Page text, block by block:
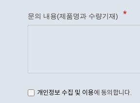
문의 내용(제품명과 수량기재)
개인정보 수집 및 이용에 동의합니다.